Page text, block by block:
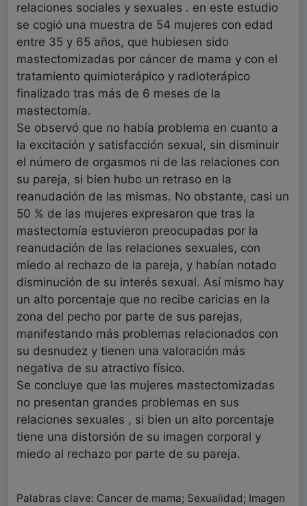
relaciones sociales y sexuales . en este estudio
se cogió una muestra de 54 mujeres con edad
entre 35 y 65 años, que hubiesen sido
mastectomizadas por cáncer de mama y con el
tratamiento quimioterápico y radioterápico
finalizado tras más de 6 meses de la
mastectomía.
Se observó que no había problema en cuanto a
la excitación y satisfacción sexual, sin disminuir
el número de orgasmos ni de las relaciones con
su pareja, si bien hubo un retraso en la
reanudación de las mismas. No obstante, casi un
50 % de las mujeres expresaron que tras la
mastectomía estuvieron preocupadas por la
reanudación de las relaciones sexuales, con
miedo al rechazo de la pareja, y habían notado
disminución de su interés sexual. Así mismo hay
un alto porcentaje que no recibe caricias en la
zona del pecho por parte de sus parejas,
manifestando más problemas relacionados con
su desnudez y tienen una valoración más
negativa de su atractivo físico.
Se concluye que las mujeres mastectomizadas
no presentan grandes problemas en sus
relaciones sexuales , si bien un alto porcentaje
tiene una distorsión de su imagen corporal y
miedo al rechazo por parte de su pareja.
Palabras clave: Cancer de mama; Sexualidad; Imagen